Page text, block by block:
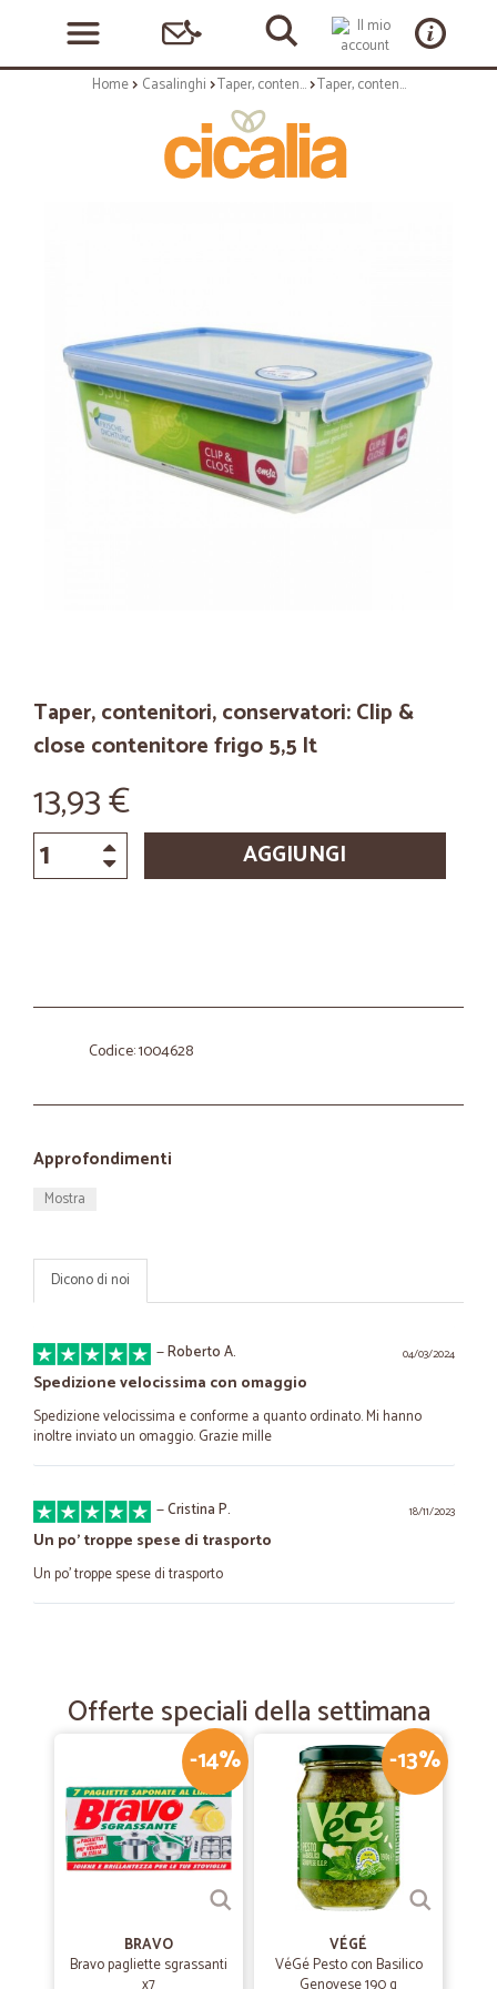
Home Casalinghi Taper, contenitori, conservatori Taper, contenitori, conservatori: Clip & close contenitore frigo 5,5 lt
Taper, contenitori, conservatori: Clip &
close contenitore frigo 5,5 lt
13,93 €
AGGIUNGI
Codice: 1004628
Approfondimenti
Mostra
Dicono di noi
04/03/2024
—Roberto A.
Spedizione velocissima con omaggio
Spedizione velocissima e conforme a quanto ordinato. Mi hanno
inoltre inviato un omaggio. Grazie mille
18/11/2023
—Cristina P.
Un po’ troppe spese di trasporto
Un po’ troppe spese di trasporto
Ottimo, preciso e veloce.
27/11/2021
—Sergio S.
un po' cari ma puntuali
un po' cari ma puntuali
Ampia scelta,spedizione velocissima.
Offerte speciali della settimana
-14%
BRAVO
Bravo pagliette sgrassanti
-13%
VÉGÉ
VéGé Pesto con Basilico